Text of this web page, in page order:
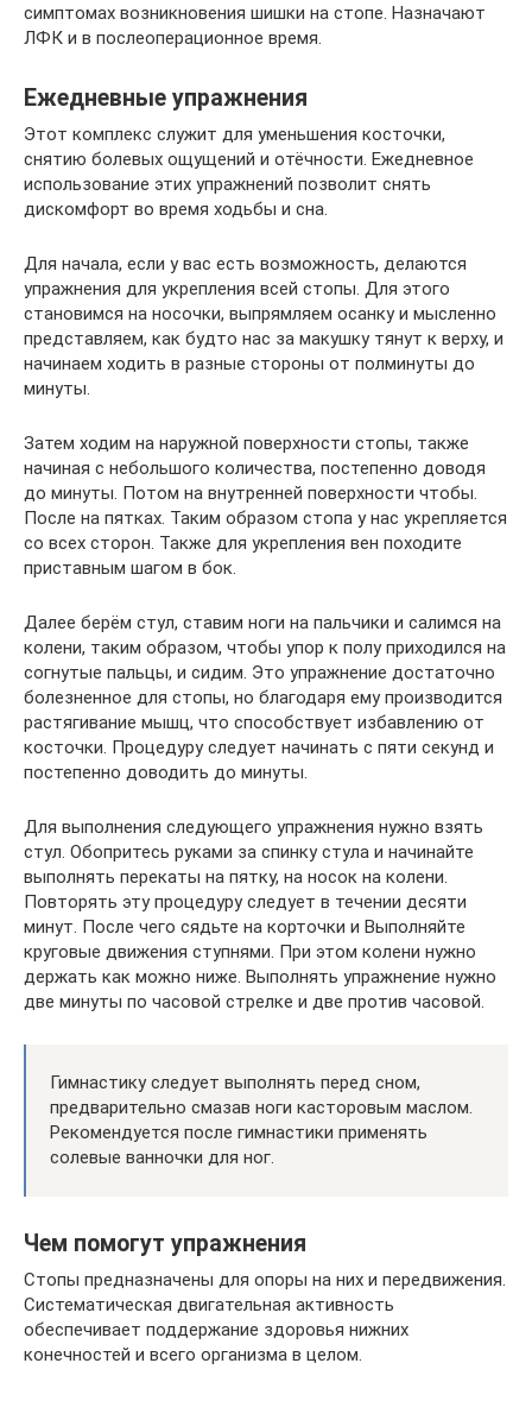
симптомах возникновения шишки на стопе. Назначают
ЛФК и в послеоперационное время.
Ежедневные упражнения
Этот комплекс служит для уменьшения косточки,
снятию болевых ощущений и отёчности. Ежедневное
использование этих упражнений позволит снять
дискомфорт во время ходьбы и сна.
Для начала, если у вас есть возможность, делаются
упражнения для укрепления всей стопы. Для этого
становимся на носочки, выпрямляем осанку и мысленно
представляем, как будто нас за макушку тянут к верху, и
начинаем ходить в разные стороны от полминуты до
минуты.
Затем ходим на наружной поверхности стопы, также
начиная с небольшого количества, постепенно доводя
до минуты. Потом на внутренней поверхности чтобы.
После на пятках. Таким образом стопа у нас укрепляется
со всех сторон. Также для укрепления вен походите
приставным шагом в бок.
Далее берём стул, ставим ноги на пальчики и салимся на
колени, таким образом, чтобы упор к полу приходился на
согнутые пальцы, и сидим. Это упражнение достаточно
болезненное для стопы, но благодаря ему производится
растягивание мышц, что способствует избавлению от
косточки. Процедуру следует начинать с пяти секунд и
постепенно доводить до минуты.
Для выполнения следующего упражнения нужно взять
стул. Обопритесь руками за спинку стула и начинайте
выполнять перекаты на пятку, на носок на колени.
Повторять эту процедуру следует в течении десяти
минут. После чего сядьте на корточки и Выполняйте
круговые движения ступнями. При этом колени нужно
держать как можно ниже. Выполнять упражнение нужно
две минуты по часовой стрелке и две против часовой.
Гимнастику следует выполнять перед сном,
предварительно смазав ноги касторовым маслом.
Рекомендуется после гимнастики применять
солевые ванночки для ног.
Чем помогут упражнения
Стопы предназначены для опоры на них и передвижения.
Систематическая двигательная активность
обеспечивает поддержание здоровья нижних
конечностей и всего организма в целом.